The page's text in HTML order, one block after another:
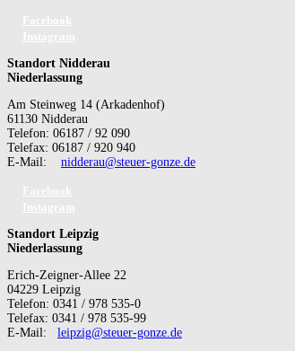
Standort Nidderau
Niederlassung
Am Steinweg 14 (Arkadenhof)
61130 Nidderau
Telefon: 06187 / 92 090
Telefax: 06187 / 920 940
E-Mail: nidderau@steuer-gonze.de
Standort Leipzig
Niederlassung
Erich-Zeigner-Allee 22
04229 Leipzig
Telefon: 0341 / 978 535-0
Telefax: 0341 / 978 535-99
E-Mail: leipzig@steuer-gonze.de